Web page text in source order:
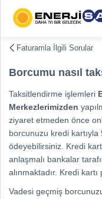
Faturamla İlgili Sorular
Borcumu nasıl
Taksitlendirme işlemleri
Merkezlerimizden
ziyaret etmeden önce
borcunuzu kredi
ödeyebilirsiniz. Kredi
anlaşmalı bankalar
alınmaktadır. Kredi
Vadesi geçmiş